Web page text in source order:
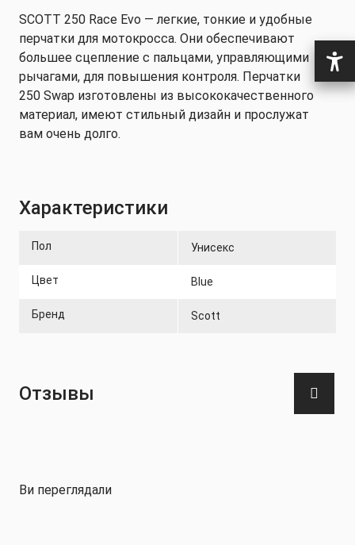
SCOTT 250 Race Evo — легкие, тонкие и удобные
перчатки для мотокросса. Они обеспечивают
большее сцепление с пальцами, управляющими
рычагами, для повышения контроля. Перчатки
250 Swap изготовлены из высококачественного
материал, имеют стильный дизайн и прослужат
вам очень долго.
Характеристики
Пол Унисекс
Цвет Blue
Бренд Scott
Отзывы
Ви переглядали